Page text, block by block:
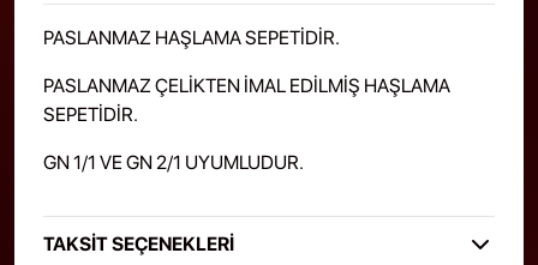
PASLANMAZ HAŞLAMA SEPETİDİR.
PASLANMAZ ÇELİKTEN İMAL EDİLMİŞ HAŞLAMA
SEPETİDİR.
GN 1/1 VE GN 2/1 UYUMLUDUR.
TAKSIT SEÇENEKLERI